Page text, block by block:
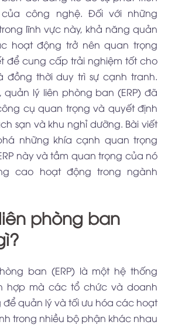
công nghệ. Đối với những
lĩnh vực này, khả năng quản
hoạt động trở nên quan trọng
để cung cấp trải nghiệm tốt cho
đồng thời duy trì sự cạnh tranh.
quản lý liên phòng ban (ERP) đã
cụ quan trọng và quyết định
sạn và khu nghỉ dưỡng. Bài viết
những khía cạnh quan trọng
này và tầm quan trọng của nó
cao hoạt động trong ngành
phòng ban
ban (ERP) là một hệ thống
hợp mà các tổ chức và doanh
để quản lý và tối ưu hóa các hoạt
trong nhiều bộ phận khác nhau